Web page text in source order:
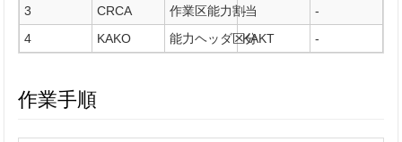
3
CRCA 作業区能力割当
-
-
4
KAKO 能力ヘッダ区分KAKT -
作業手順